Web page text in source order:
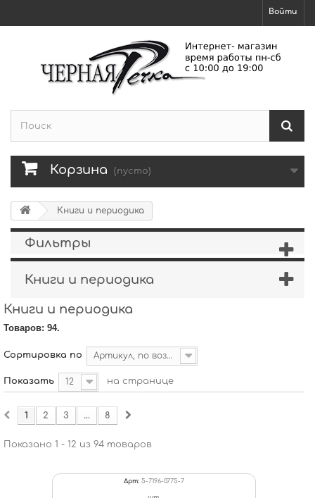
Войти
Корзина (пусто)
Книги и периодика
Фильтры
Книги и периодика
Книги и периодика
Товаров: 94.
Сортировка по Артикул, по возрастанию
Показать 12 на странице
1 2 3 ... 8
Показано 1 - 12 из 94 товаров
Арт: 5-7196-0775-7